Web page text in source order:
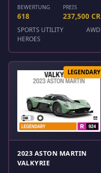
BEWERTUNG
618
PREIS
237,500 CR
SPORTS UTILITY
HEROES
AWD
LEGENDARY
2023 ASTON MARTIN
VALKYRIE